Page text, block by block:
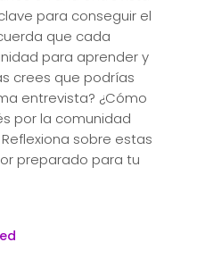
para conseguir el
que cada
para aprender y
crees que podrías
entrevista? ¿Cómo
por la comunidad
sobre estas
preparado para tu